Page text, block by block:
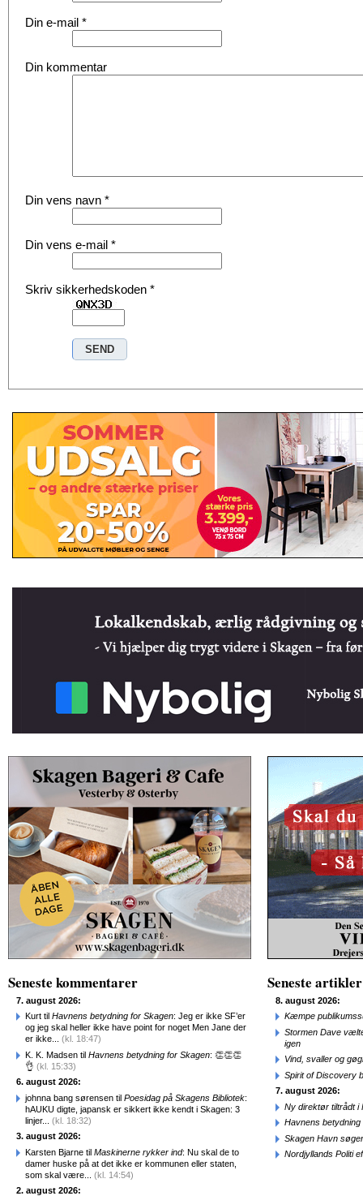
Din e-mail *
Din kommentar
Din vens navn *
Din vens e-mail *
Skriv sikkerhedskoden *
Seneste kommentarer
7. august 2026:
Kurt til Havnens betydning for Skagen: Jeg er ikke SF’er
og jeg skal heller ikke have point for noget Men Jane der
er ikke... (kl. 18:47)
K. K. Madsen til Havnens betydning for Skagen: 👏👏👏
👌 (kl. 15:33)
6. august 2026:
johnna bang sørensen til Poesidag på Skagens Bibliotek:
hAUKU digte, japansk er sikkert ikke kendt i Skagen: 3
linjer... (kl. 18:32)
3. august 2026:
Karsten Bjarne til Maskinerne rykker ind: Nu skal de to
damer huske på at det ikke er kommunen eller staten,
som skal være... (kl. 14:54)
2. august 2026:
Seneste artikler
8. august 2026:
Kæmpe
Stormen Dave
igen
Vind, svaller og
Spirit of Discovery
7. august 2026:
Ny direktør tiltrådt i
Havnens betydning
Skagen Havn
Nordjyllands Politi